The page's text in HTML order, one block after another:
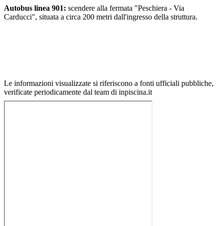
Autobus linea 901: scendere alla fermata "Peschiera - Via
Carducci", situata a circa 200 metri dall'ingresso della struttura.
Le informazioni visualizzate si riferiscono a fonti ufficiali pubbliche,
verificate periodicamente dal team di inpiscina.it